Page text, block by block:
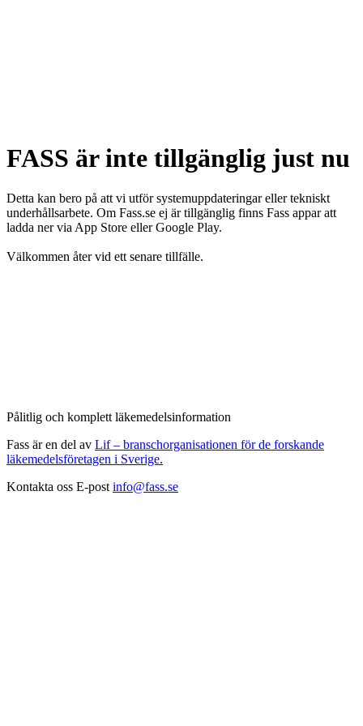
FASS är inte tillgänglig just nu
Detta kan bero på att vi utför systemuppdateringar eller tekniskt
underhållsarbete. Om Fass.se ej är tillgänglig finns Fass appar att
ladda ner via App Store eller Google Play.
Välkommen åter vid ett senare tillfälle.
Pålitlig och komplett läkemedelsinformation
Fass är en del av Lif – branschorganisationen för de forskande
läkemedelsföretagen i Sverige.
Kontakta oss E-post info@fass.se